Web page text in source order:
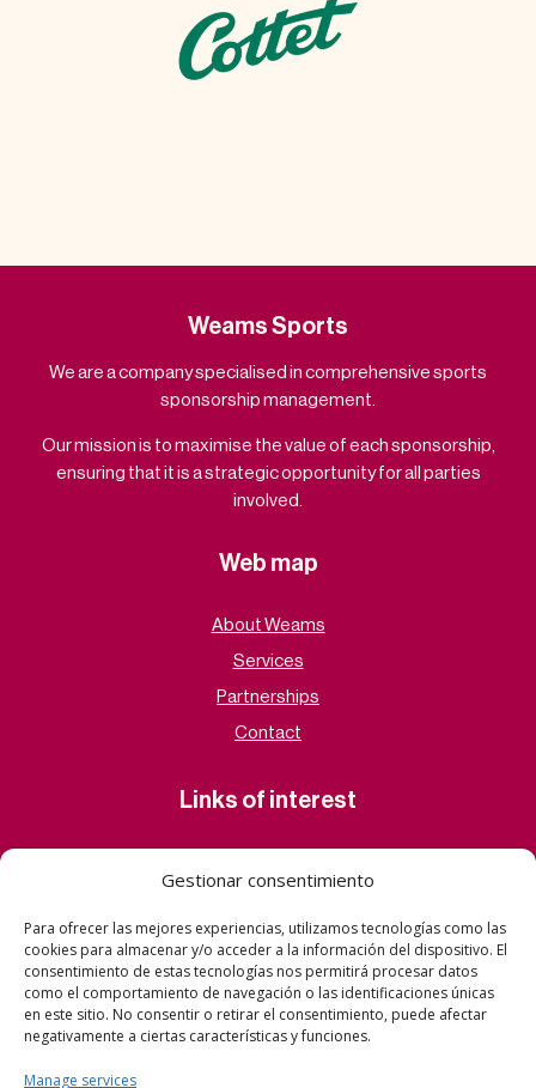
Gestionar consentimiento
Para ofrecer las mejores experiencias, utilizamos tecnologías como las
cookies para almacenar y/o acceder a la información del dispositivo. El
consentimiento de estas tecnologías nos permitirá procesar datos
como el comportamiento de navegación o las identificaciones únicas
en este sitio. No consentir o retirar el consentimiento, puede afectar
negativamente a ciertas características y funciones.
Manage services
Weams Sports
We are a company specialised in comprehensive sports
sponsorship management.
Our mission is to maximise the value of each sponsorship,
ensuring that it is a strategic opportunity for all parties
involved.
Web map
About Weams
Services
Partnerships
Contact
Links of interest
Cookies Policy
Contact